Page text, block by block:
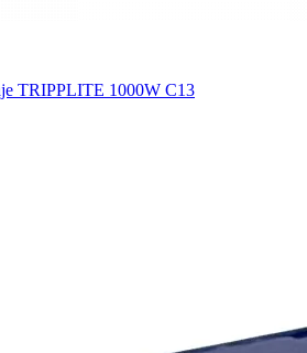
TRIPPLITE 1000W C13